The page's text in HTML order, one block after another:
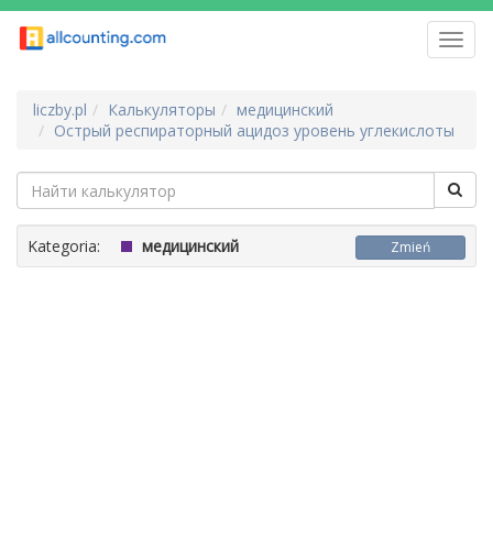
liczby.pl Калькуляторы
медицинский
Острый респираторный ацидоз уровень углекислоты
Kategoria: медицинский Zmień